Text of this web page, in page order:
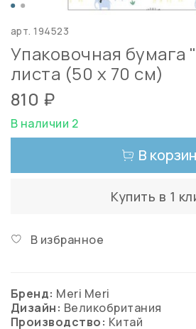
арт.194523
Упаковочная бумага
листа (50 х 70 см)
810 ₽
В наличии 2
В
Купить в 1
В избранное
Бренд: Meri Meri
Дизайн: Великобритания
Производство: Китай